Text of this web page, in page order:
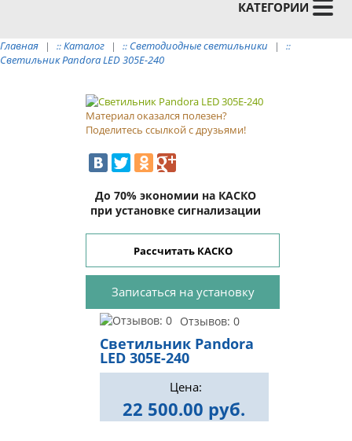
КАТЕГОРИИ
Главная ::Каталог :: Светодиодные светильники ::
Светильник Pandora LED 305E-240
Материал оказался полезен?
Поделитесь ссылкой с друзьями!
До 70% экономии на КАСКО
при установке сигнализации
Рассчитать КАСКО
Отзывов: 0
Светильник Pandora
LED 305E-240
Цена:
22 500.00 руб.